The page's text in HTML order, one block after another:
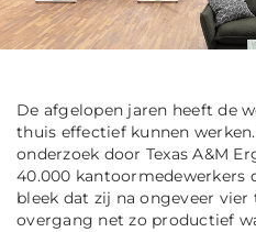
De afgelopen jaren heeft de
thuis effectief kunnen
onderzoek door Texas A&M
40.000 kantoormedewerkers
bleek dat zij na ongeveer vier
overgang net zo productief